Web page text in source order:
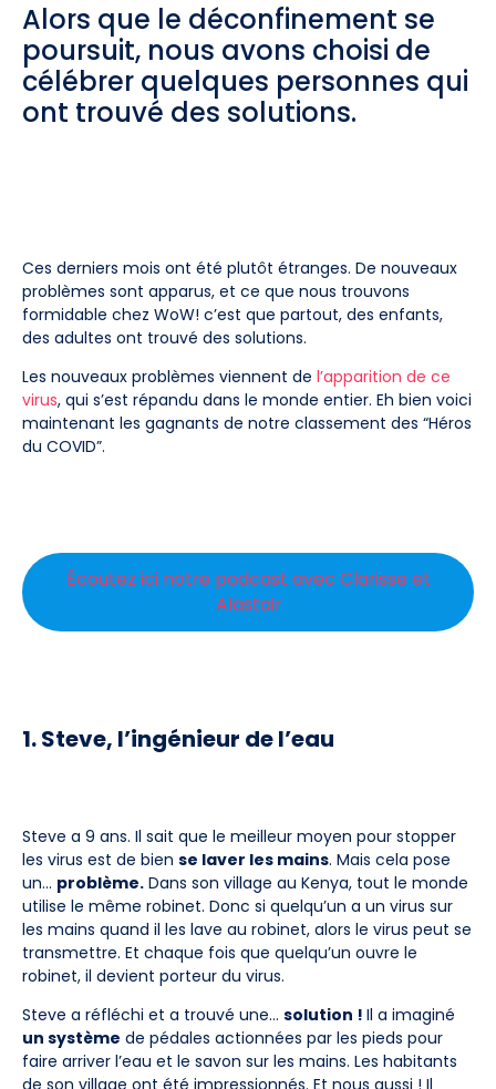
Alors que le déconfinement se
poursuit, nous avons choisi de
célébrer quelques personnes qui
ont trouvé des solutions.
Ces derniers mois ont été plutôt étranges. De nouveaux
problèmes sont apparus, et ce que nous trouvons
formidable chez WoW! c’est que partout, des enfants,
des adultes ont trouvé des solutions.
Les nouveaux problèmes viennent de l’apparition de ce
virus, qui s’est répandu dans le monde entier. Eh bien voici
maintenant les gagnants de notre classement des “Héros
du COVID”.
Écoutez ici notre podcast avec Clarisse et
Alastair
1. Steve, l’ingénieur de l’eau
Steve a 9 ans. Il sait que le meilleur moyen pour stopper
les virus est de bien se laver les mains. Mais cela pose
un… problème. Dans son village au Kenya, tout le monde
utilise le même robinet. Donc si quelqu’un a un virus sur
les mains quand il les lave au robinet, alors le virus peut se
transmettre. Et chaque fois que quelqu’un ouvre le
robinet, il devient porteur du virus.
Steve a réfléchi et a trouvé une… solution ! Il a imaginé
un système de pédales actionnées par les pieds pour
faire arriver l’eau et le savon sur les mains. Les habitants